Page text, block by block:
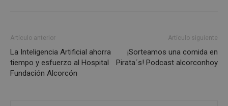
Artículo anterior
La Inteligencia Artificial ahorra
tiempo y esfuerzo al Hospital
Fundación Alcorcón
Artículo siguiente
¡Sorteamos una comida en
Pirata´s! Podcast alcorconhoy
Cookies de